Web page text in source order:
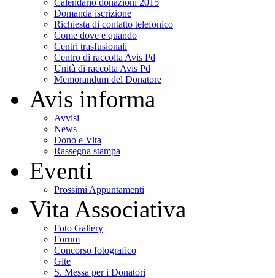
Calendario donazioni 2015
Domanda iscrizione
Richiesta di contatto telefonico
Come dove e quando
Centri trasfusionali
Centro di raccolta Avis Pd
Unità di raccolta Avis Pd
Memorandum del Donatore
Avis informa
Avvisi
News
Dono e Vita
Rassegna stampa
Eventi
Prossimi Appuntamenti
Vita Associativa
Foto Gallery
Forum
Concorso fotografico
Gite
S. Messa per i Donatori